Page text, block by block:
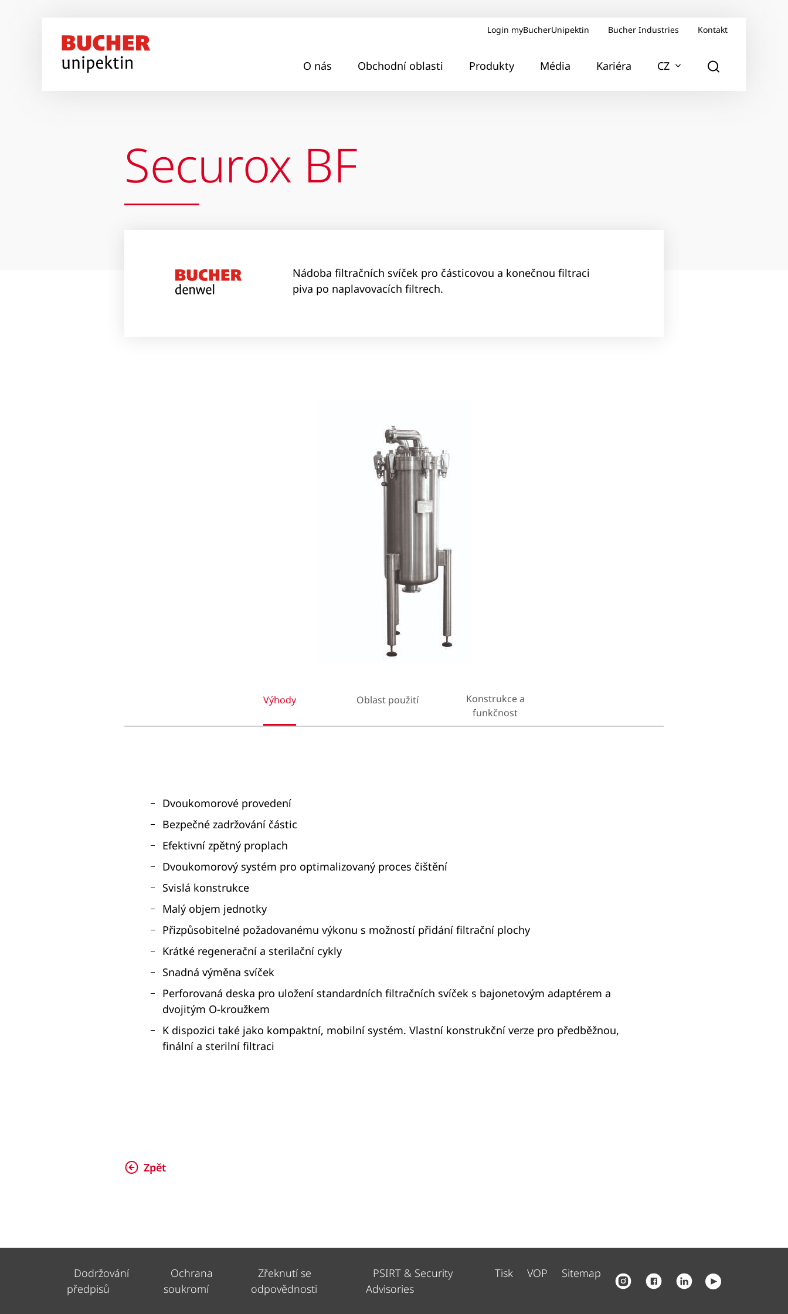
Login myBucherUnipektin Bucher Industries Kontakt
O nás Obchodní oblasti Produkty Média Kariéra CZ
Securox BF
Nádoba filtračních svíček pro částicovou a konečnou filtraci
piva po naplavovacích filtrech.
Výhody Oblast použití
Konstrukce a
funkčnost
Dvoukomorové provedení
Bezpečné zadržování částic
Efektivní zpětný proplach
Dvoukomorový systém pro optimalizovaný proces čištění
Svislá konstrukce
Malý objem jednotky
Přizpůsobitelné požadovanému výkonu s možností přidání filtrační plochy
Krátké regenerační a sterilační cykly
Snadná výměna svíček
Perforovaná deska pro uložení standardních filtračních svíček s bajonetovým adaptérem a
dvojitým O-kroužkem
K dispozici také jako kompaktní, mobilní systém. Vlastní konstrukční verze pro předběžnou,
finální a sterilní filtraci
Zpět
Dodržování
předpisů
Ochrana
soukromí
Zřeknutí se
odpovědnosti
PSIRT & Security
Advisories
Tisk VOP Sitemap